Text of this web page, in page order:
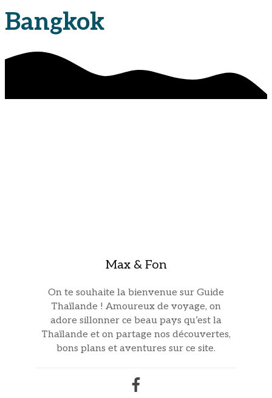
Bangkok
Max & Fon
On te souhaite la bienvenue sur Guide
Thaïlande ! Amoureux de voyage, on
adore sillonner ce beau pays qu’est la
Thaïlande et on partage nos découvertes,
bons plans et aventures sur ce site.